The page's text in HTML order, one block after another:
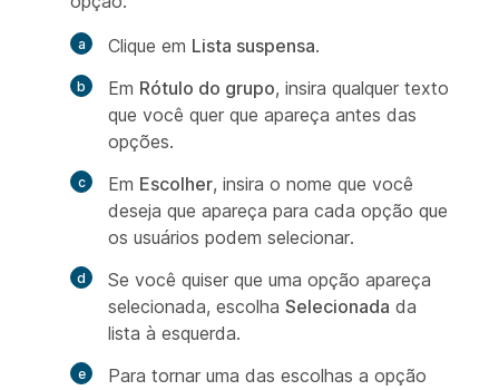
Clique em Lista suspensa.
Em Rótulo do grupo, insira qualquer texto
que você quer que apareça antes das
opções.
Em Escolher, insira o nome que você
deseja que apareça para cada opção que
os usuários podem selecionar.
Se você quiser que uma opção apareça
selecionada, escolha Selecionada da
lista à esquerda.
Para tornar uma das escolhas a opção